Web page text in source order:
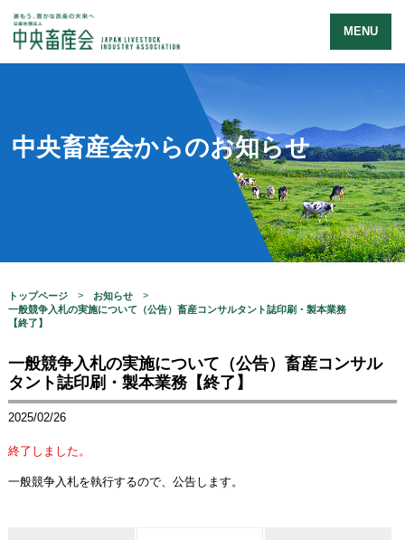
MENU
中央畜産会からのお知らせ
トップページ
お知らせ
一般競争入札の実施について（公告）畜産コンサルタント誌印刷・製本業務
【終了】
一般競争入札の実施について（公告）畜産コンサル
タント誌印刷・製本業務【終了】
2025/02/26
終了しました。
一般競争入札を執行するので、公告します。